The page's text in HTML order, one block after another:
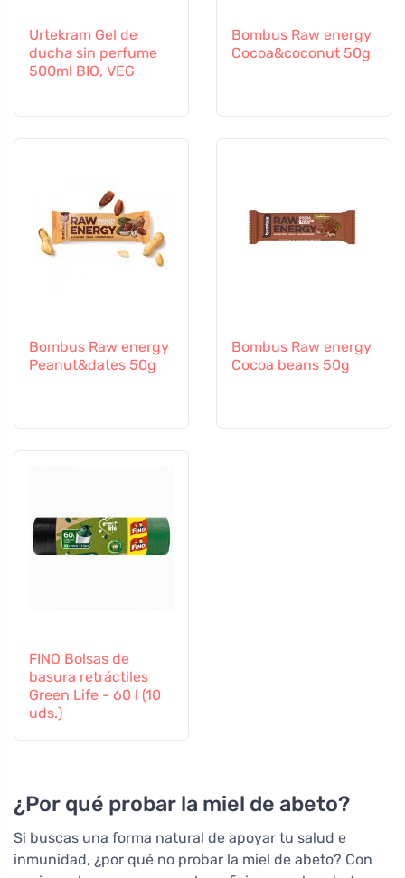
Urtekram Gel de
ducha sin perfume
500ml BIO, VEG
Bombus Raw energy
Cocoa&coconut 50g
Bombus Raw energy
Peanut&dates 50g
Bombus Raw energy
Cocoa beans 50g
FINO Bolsas de
basura retráctiles
Green Life - 60 l (10
uds.)
¿Por qué probar la miel de abeto?
Si buscas una forma natural de apoyar tu salud e
inmunidad, ¿por qué no probar la miel de abeto? Con